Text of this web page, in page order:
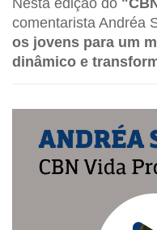
Nesta edição do
comentarista Andréa
os jovens para um
dinâmico e